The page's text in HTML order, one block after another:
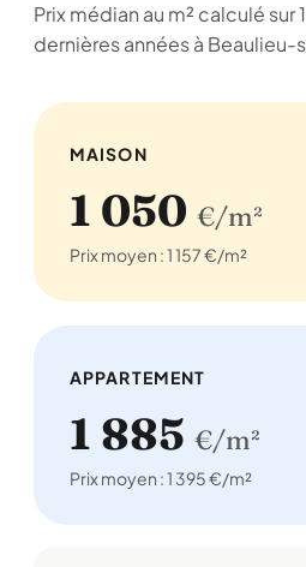
Prix médian au m² calculé sur
dernières années à Beaulieu-
MAISON
1 050 €/m²
Prix moyen : 1 157 €/m²
APPARTEMENT
1 885 €/m²
Prix moyen : 1 395 €/m²